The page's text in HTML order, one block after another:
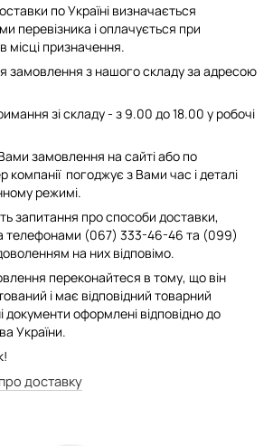
по Україні визначається
перевізника і оплачується при
місці призначення.
замовлення з нашого складу за адресою
зі складу - з 9.00 до 18.00 у робочі
замовлення на сайті або по
погоджує з Вами час і деталі
режимі.
запитання про способи доставки,
телефонами (067) 333-46-46 та (099)
на них відповімо.
переконайтеся в тому, що він
і має відповідний товарний
документи оформлені відповідно до
України.
доставку